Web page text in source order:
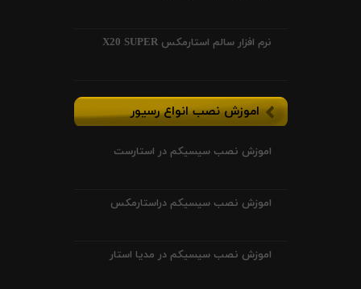
نرم افزار سالم استارمکس X20 SUPER
اموزش نصب انواع رسیور
اموزش نصب سیسیکم در استارست
اموزش نصب سیسیکم دراستارمکس
اموزش نصب سیسیکم در مدیا استار